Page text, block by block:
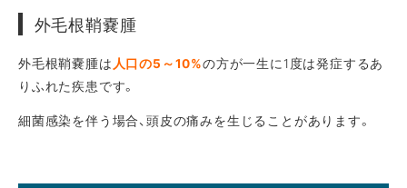
外毛根鞘嚢腫
外毛根鞘嚢腫は 人口の5～10%の方が一生に1度は発症するあ
りふれた疾患です。
細菌感染を伴う場合、頭皮の痛みを生じることがあります。